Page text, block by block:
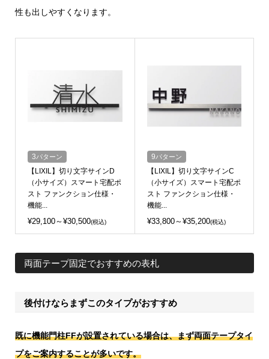
性も出しやすくなります。
3パターン
【LIXIL】切り文字サインD
（小サイズ）スマート宅配ポ
スト ファンクション仕様・
機能...
¥29,100～¥30,500(税込)
9パターン
【LIXIL】切り文字サインC
（小サイズ）スマート宅配ポ
スト ファンクション仕様・
機能...
¥33,800～¥35,200(税込)
両面テープ固定でおすすめの表札
後付けならまずこのタイプがおすすめ
既に機能門柱FFが設置されている場合は、まず両面テープタイ
プをご案内することが多いです。